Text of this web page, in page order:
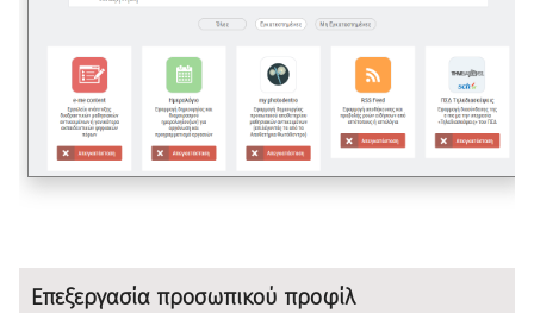
Επεξεργασία προσωπικού προφίλ